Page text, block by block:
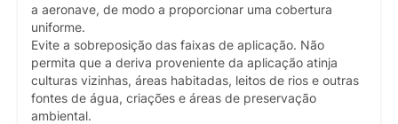
a aeronave, de modo a proporcionar uma cobertura
uniforme.
Evite a sobreposição das faixas de aplicação. Não
permita que a deriva proveniente da aplicação atinja
culturas vizinhas, áreas habitadas, leitos de rios e outras
fontes de água, criações e áreas de preservação
ambiental.